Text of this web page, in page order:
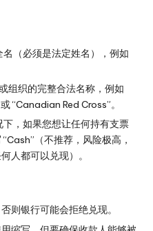
（必须是法定姓名），例如
组织的完整合法名称，例如
“Canadian Red Cross”。
下，如果您想让任何持有支票
（不推荐，风险极高，
人都可以兑现）。
则银行可能会拒绝兑现。